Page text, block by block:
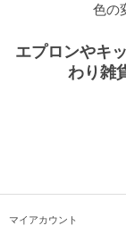
色の
エプロンやキ
わり雑
マイアカウント